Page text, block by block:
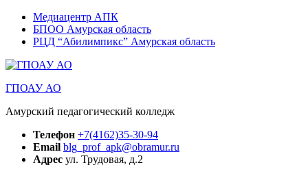
Медиацентр АПК
БПОО Амурская область
РЦД “Абилимпикс” Амурская область
ГПОАУ АО
Амурский педагогический колледж
Телефон +7(4162)35-30-94
Email blg_prof_apk@obramur.ru
Адрес ул. Трудовая, д.2